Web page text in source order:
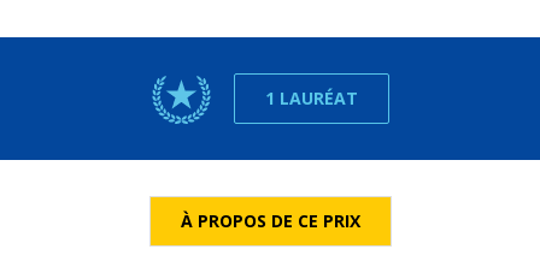
1 LAURÉAT
À PROPOS DE CE PRIX